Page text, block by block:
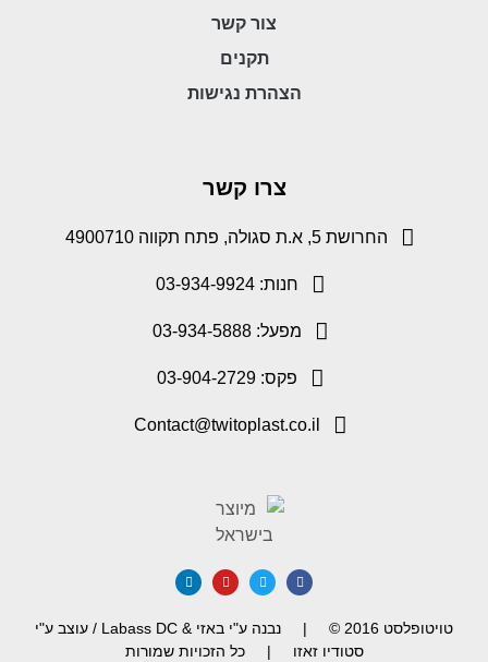
צור קשר
תקנים
הצהרת נגישות
צרו קשר
החרושת 5, א.ת סגולה, פתח תקווה 4900710
חנות: 03-934-9924
מפעל: 03-934-5888
פקס: 03-904-2729
Contact@twitoplast.co.il
טויטופלסט 2016 © | נבנה ע"י באזי & Labass DC / עוצב ע"י
סטודיו זאזו | כל הזכויות שמורות